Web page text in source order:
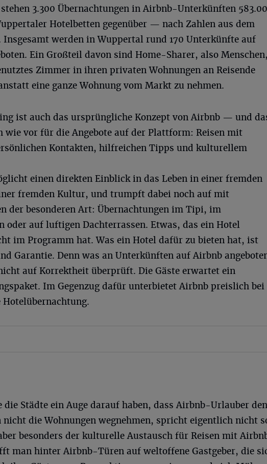
3.300 Übernachtungen in Airbnb-Unterkünften
Hotelbetten gegenüber — nach Zahlen aus dem
Insgesamt werden in Wuppertal rund 170 Unterkünfte auf
Ein Großteil davon sind Home-Sharer, also Menschen,
Zimmer in ihren privaten Wohnungen an Reisende
eine ganze Wohnung vom Markt zu nehmen.
ist auch das ursprüngliche Konzept von Airbnb — und
wie vor für die Angebote auf der Plattform: Reisen mit
Kontakten, hilfreichen Tipps und kulturellem
einen direkten Einblick in das Leben in einer fremden
fremden Kultur, und trumpft dabei noch auf mit
der besonderen Art: Übernachtungen im Tipi, im
oder auf luftigen Dachterrassen. Etwas, das ein Hotel
im Programm hat. Was ein Hotel dafür zu bieten hat, ist
Garantie. Denn was an Unterkünften auf Airbnb
auf Korrektheit überprüft. Die Gäste erwartet ein
Im Gegenzug dafür unterbietet Airbnb preislich bei
Hotelübernachtung.
die Städte ein Auge darauf haben, dass Airbnb-Urlauber den
nicht die Wohnungen wegnehmen, spricht eigentlich nicht
besonders der kulturelle Austausch für Reisen mit
man hinter Airbnb-Türen auf weltoffene Gastgeber, die